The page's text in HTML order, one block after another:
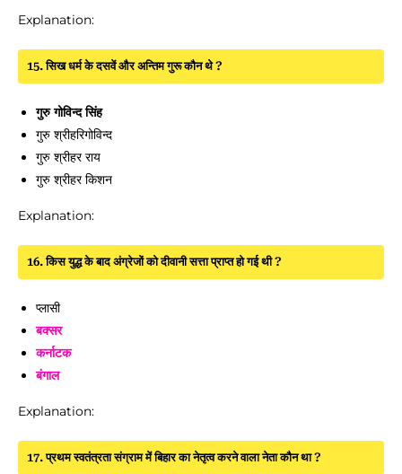
Explanation:
15. सिख धर्म के दसवें और अन्तिम गुरू कौन थे ?
गुरु गोविन्द सिंह
गुरु श्रीहरिगोविन्द
गुरु श्रीहर राय
गुरु श्रीहर किशन
Explanation:
16. किस युद्ध के बाद अंग्रेजों को दीवानी सत्ता प्राप्त हो गई थी ?
प्लासी
बक्सर
कर्नाटक
बंगाल
Explanation:
17. प्रथम स्वतंत्रता संग्राम में बिहार का नेतृत्व करने वाला नेता कौन था ?